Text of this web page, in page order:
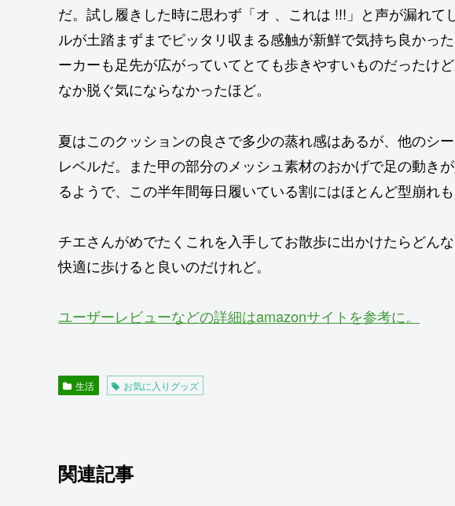
だ。試し履きした時に思わず「オ 、これは !!!」と声が漏れて
ルが土踏まずまでピッタリ収まる感触が新鮮で気持ち良かっ
ーカーも足先が広がっていてとても歩きやすいものだったけ
なか脱ぐ気にならなかったほど。
夏はこのクッションの良さで多少の蒸れ感はあるが、他のシ
レベルだ。また甲の部分のメッシュ素材のおかげで足の動き
るようで、この半年間毎日履いている割にはほとんど型崩れも
チエさんがめでたくこれを入手してお散歩に出かけたらどん
快適に歩けると良いのだけれど。
ユーザーレビューなどの詳細はamazonサイトを参考に。
生活 お気に入りグッズ
関連記事